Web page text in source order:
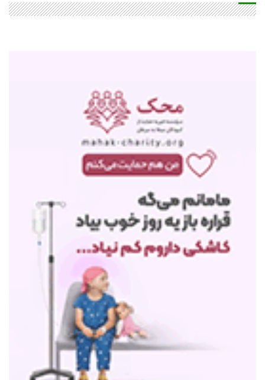
جدیدترین مطالب